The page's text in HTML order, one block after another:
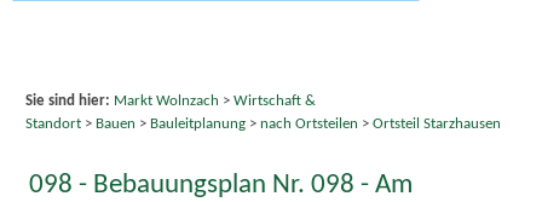
Sie sind hier: Markt Wolnzach > Wirtschaft &
Standort> Bauen > Bauleitplanung> nach Ortsteilen > Ortsteil Starzhausen
098 - Bebauungsplan Nr. 098 - Am